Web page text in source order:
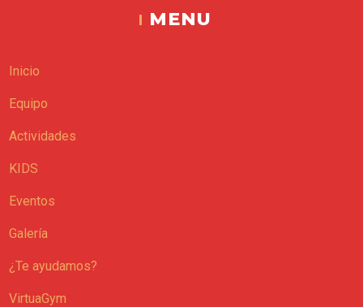
MENU
Inicio
Equipo
Actividades
KIDS
Eventos
Galería
¿Te ayudamos?
VirtuaGym